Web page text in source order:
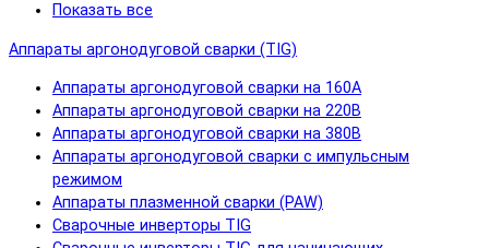
Показать все
Аппараты аргонодуговой сварки (TIG)
Аппараты аргонодуговой сварки на 160А
Аппараты аргонодуговой сварки на 220В
Аппараты аргонодуговой сварки на 380В
Аппараты аргонодуговой сварки с импульсным
режимом
Аппараты плазменной сварки (PAW)
Сварочные инверторы TIG